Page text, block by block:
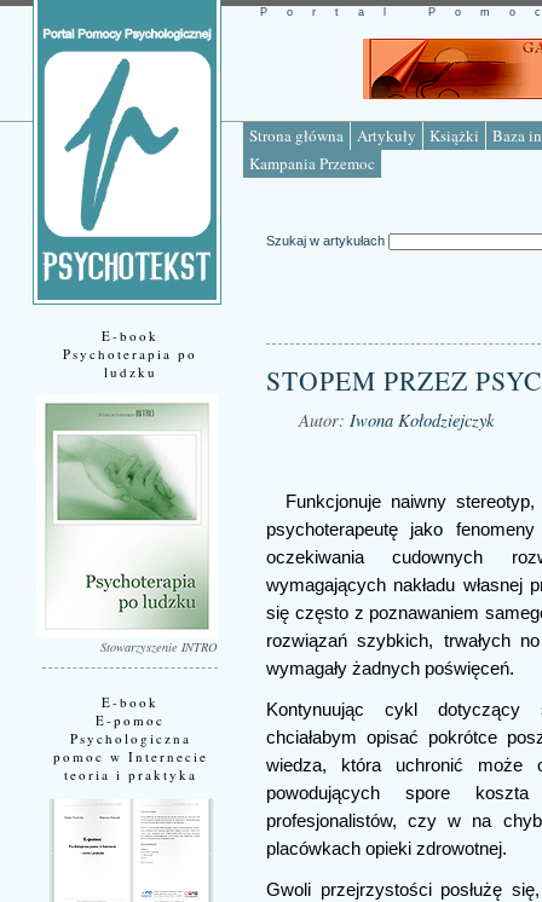
Strona główna Artykuły Książki
Baza
Kampania Przemoc
Portal
E-book
Psychoterapia po
ludzku
Stowarzyszenie INTRO
E-book
E-pomoc
Psychologiczna
pomoc w Internecie
teoria i praktyka
Szukaj w artykułach
STOPEM PRZEZ
Autor: Iwona Kołodziejczyk
Funkcjonuje naiwny
psychoterapeutę jako
oczekiwania cudownych
wymagających nakładu własnej
się często z poznawaniem
rozwiązań szybkich, trwałych
wymagały żadnych poświęceń.
Kontynuując cykl dotyczący
chciałabym opisać pokrótce
wiedza, która uchronić może
powodujących spore
profesjonalistów, czy w na
placówkach opieki zdrowotnej.
Gwoli przejrzystości posłużę